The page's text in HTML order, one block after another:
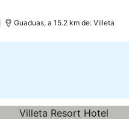
Guaduas, a 15.2 km de: Villeta